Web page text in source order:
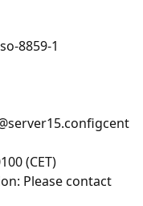
8859-1
(CET)
Please contact